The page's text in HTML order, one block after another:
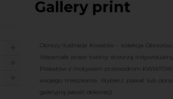
Gallery print
Obrazy Ilustracje Kwiatów - kolekcja
Wspaniałe prace twórcy stworzą
Plakatów z motywem przewodnim
swojego mieszkania. Wybierz plakat lub
galeryjną jakość dekoracji.